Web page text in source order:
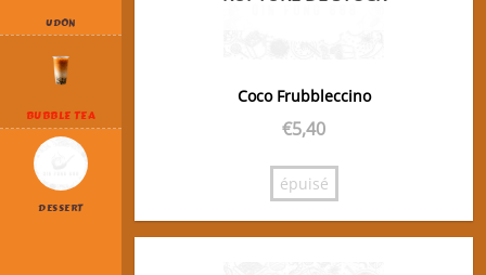
UDON
BUBBLE TEA
DESSERT
Coco Frubbleccino
€5,40
épuisé